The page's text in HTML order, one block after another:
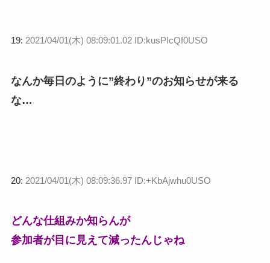
19: 2021/04/01(木) 08:09:01.02 ID:kusPIcQf0USO
なんか毎日のように”終わり”のお知らせが来る
な…
20: 2021/04/01(木) 08:09:36.97 ID:+KbAjwhu0USO
どんな仕組みか知らんが
参加者が目に見えて減ったんじゃね